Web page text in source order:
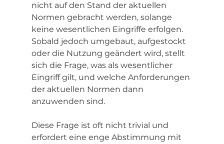
nicht auf den Stand der aktuellen
Normen gebracht werden, solange
keine wesentlichen Eingriffe erfolgen.
Sobald jedoch umgebaut, aufgestockt
oder die Nutzung geändert wird, stellt
sich die Frage, was als wesentlicher
Eingriff gilt, und welche Anforderungen
der aktuellen Normen dann
anzuwenden sind.
Diese Frage ist oft nicht trivial und
erfordert eine enge Abstimmung mit